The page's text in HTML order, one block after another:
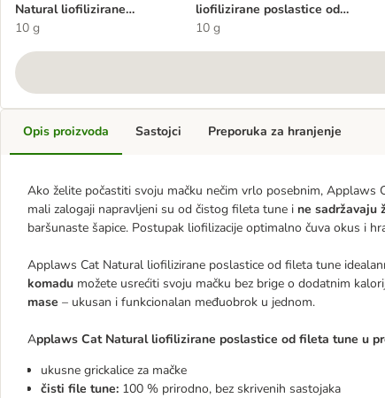
Natural liofilizirane
poslastice od fileta tune
10 g
liofilizirane poslastice od
pilećeg filea
10 g
Opis proizvoda
Ako želite počastiti svoju mačku nečim vrlo posebnim,
mali zalogaji napravljeni su od čistog fileta tune i ne sadržavaju
baršunaste šapice. Postupak liofilizacije optimalno čuva okus i
Applaws Cat Natural liofilizirane poslastice od fileta tune
komadu možete usrećiti svoju mačku bez brige o dodatnim
mase – ukusan i funkcionalan međuobrok u jednom.
Applaws Cat Natural liofilizirane poslastice od fileta tune u
ukusne grickalice za mačke
čisti file tune: 100 % prirodno, bez skrivenih sastojaka
Sastojci Preporuka za hranjenje